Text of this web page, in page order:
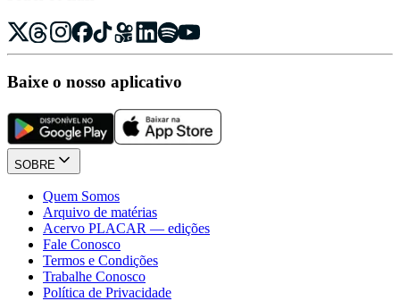
Baixe o nosso aplicativo
SOBRE
Quem Somos
Arquivo de matérias
Acervo PLACAR — edições
Fale Conosco
Termos e Condições
Trabalhe Conosco
Política de Privacidade